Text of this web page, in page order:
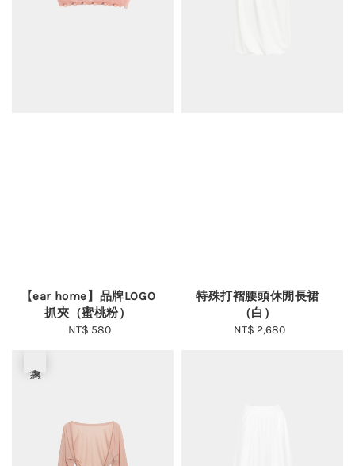
【ear home】品牌LOGO
抓夾（蜜桃粉）
Regular
NT$ 580
特殊打褶腰頭休閒長裙
（白）
Regular
NT$ 2,680